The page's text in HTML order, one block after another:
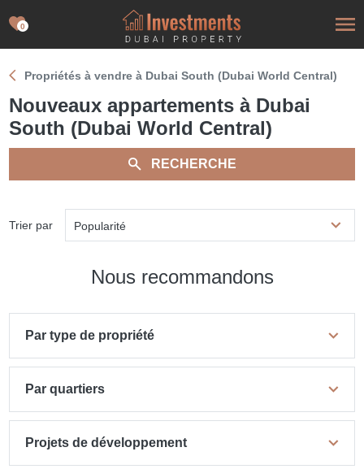
0
Propriétés à vendre à Dubai South (Dubai World Central)
Nouveaux appartements à Dubai
South (Dubai World Central)
RECHERCHE
Trier par Popularité
Nous recommandons
Par type de propriété
Par quartiers
Projets de développement